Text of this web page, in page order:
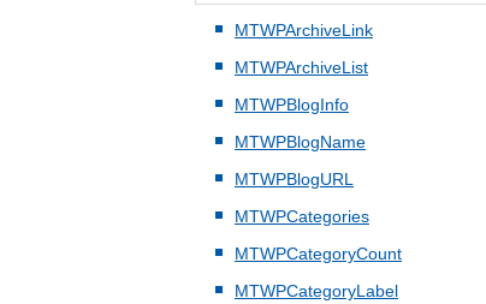
MTWPArchiveLink
MTWPArchiveList
MTWPBlogInfo
MTWPBlogName
MTWPBlogURL
MTWPCategories
MTWPCategoryCount
MTWPCategoryLabel